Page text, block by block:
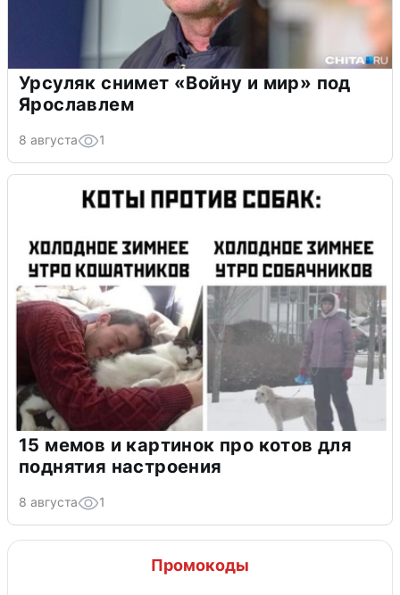
Урсуляк снимет «Войну и мир» под
Ярославлем
8 августа 1
15 мемов и картинок про котов для
поднятия настроения
8 августа 1
Промокоды